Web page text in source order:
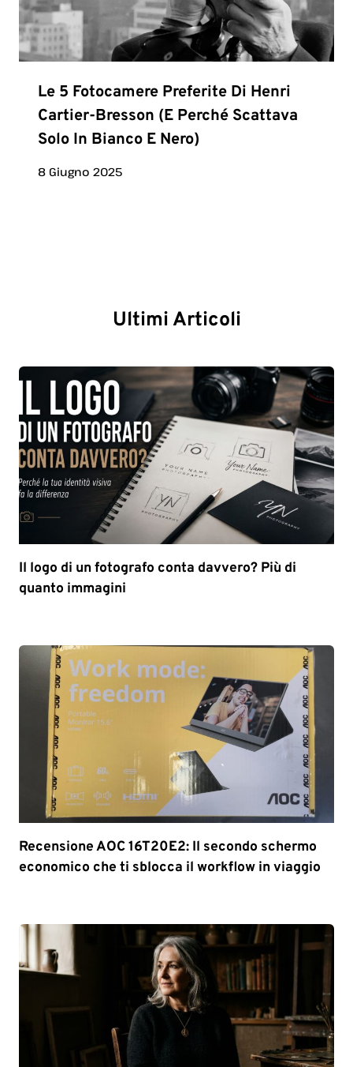
Le 5 Fotocamere Preferite Di Henri
Cartier-Bresson (e Perché Scattava
Solo In Bianco E Nero)
8 Giugno 2025
Ultimi Articoli
Il logo di un fotografo conta davvero? Più di
quanto immagini
Recensione AOC 16T20E2: Il secondo schermo
economico che ti sblocca il workflow in viaggio